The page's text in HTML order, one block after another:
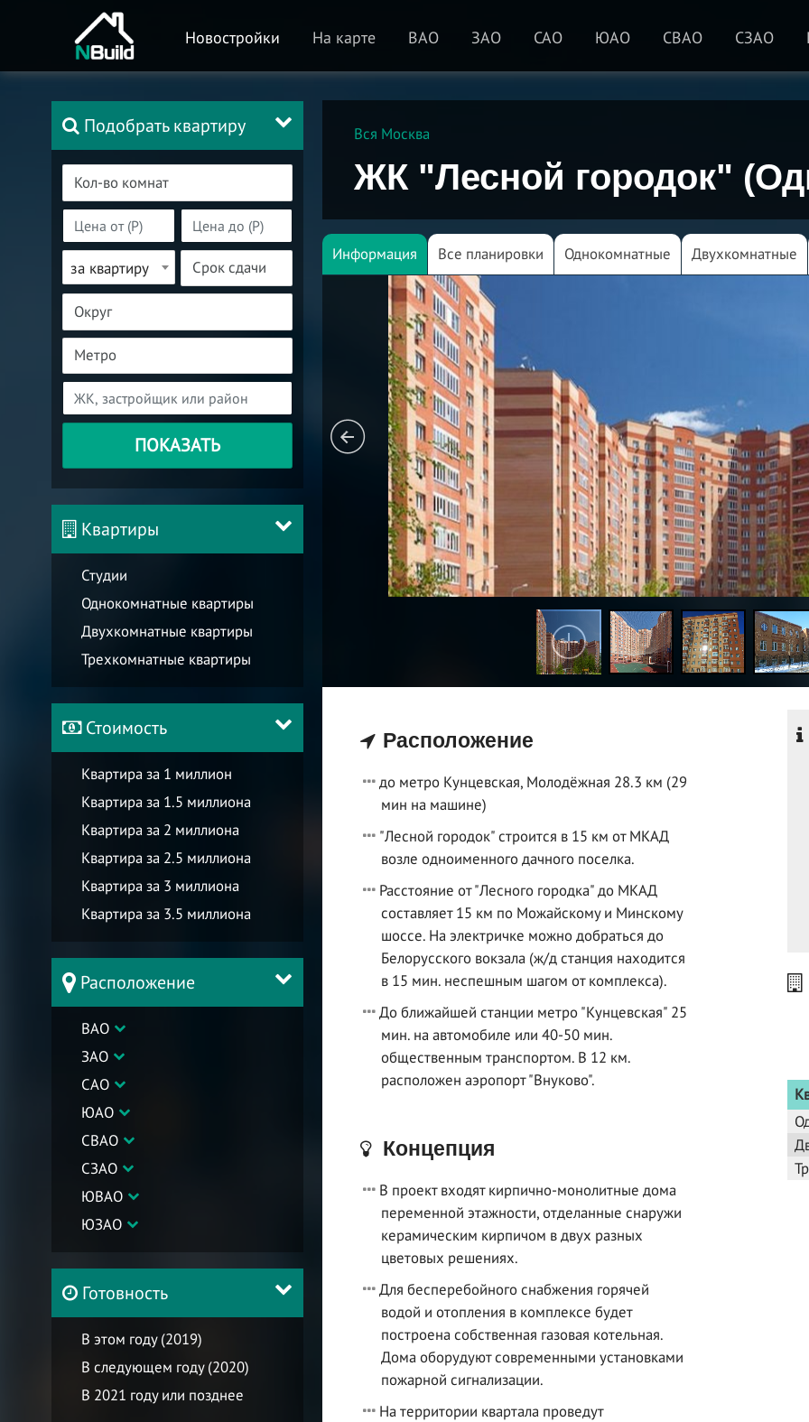
Новостройки На карте ВАО ЗАО САО ЮАО СВАО СЗАО
Подобрать квартиру
за квартиру
ПОКАЗАТЬ
Квартиры
Студии
Однокомнатные квартиры
Двухкомнатные квартиры
Трехкомнатные квартиры
Стоимость
Квартира за 1 миллион
Квартира за 1.5 миллиона
Квартира за 2 миллиона
Квартира за 2.5 миллиона
Квартира за 3 миллиона
Квартира за 3.5 миллиона
Расположение
ВАО
ЗАО
САО
ЮАО
СВАО
СЗАО
ЮВАО
ЮЗАО
Готовность
В этом году (2019)
В следующем году (2020)
В 2021 году или позднее
Вся Москва
ЖК "Лесной городок"
Информация Все планировки Однокомнатные Двухкомнатные
Расположение
до метро Кунцевская, Молодёжная 28.3 км (29
мин на машине)
"Лесной городок" строится в 15 км от МКАД
возле одноименного дачного поселка.
Расстояние от "Лесного городка" до МКАД
составляет 15 км по Можайскому и Минскому
шоссе. На электричке можно добраться до
Белорусского вокзала (ж/д станция находится
в 15 мин. неспешным шагом от комплекса).
До ближайшей станции метро "Кунцевская" 25
мин. на автомобиле или 40-50 мин.
общественным транспортом. В 12 км.
расположен аэропорт "Внуково".
Концепция
В проект входят кирпично-монолитные дома
переменной этажности, отделанные снаружи
керамическим кирпичом в двух разных
цветовых решениях.
Для бесперебойного снабжения горячей
водой и отопления в комплексе будет
построена собственная газовая котельная.
Дома оборудуют современными установками
пожарной сигнализации.
На территории квартала проведут